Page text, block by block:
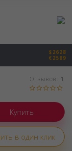
$2628
€2589
Отзывов: 1
в один клик